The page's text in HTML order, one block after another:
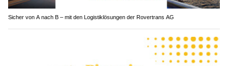
Sicher von A nach B – mit den Logistiklösungen der Rovertrans AG